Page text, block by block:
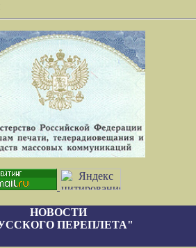
НОВОСТИ
ПЕРЕПЛЕТА"